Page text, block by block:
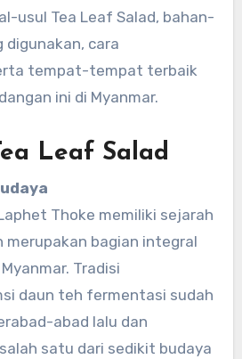
usul Tea Leaf Salad, bahan-
digunakan, cara
tempat-tempat terbaik
ini di Myanmar.
Leaf Salad
Thoke memiliki sejarah
merupakan bagian integral
Tradisi
daun teh fermentasi sudah
abad lalu dan
satu dari sedikit budaya